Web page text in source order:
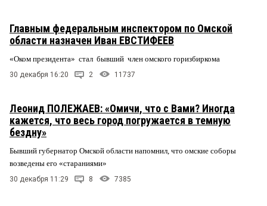
Главным федеральным инспектором по Омской
области назначен Иван ЕВСТИФЕЕВ
«Оком президента» стал бывший член омского горизбиркома
30 декабря 16:20 2 11737
Леонид ПОЛЕЖАЕВ: «Омичи, что с Вами? Иногда
кажется, что весь город погружается в темную
бездну»
Бывший губернатор Омской области напомнил, что омские соборы
возведены его «стараниями»
30 декабря 11:29 8 7385